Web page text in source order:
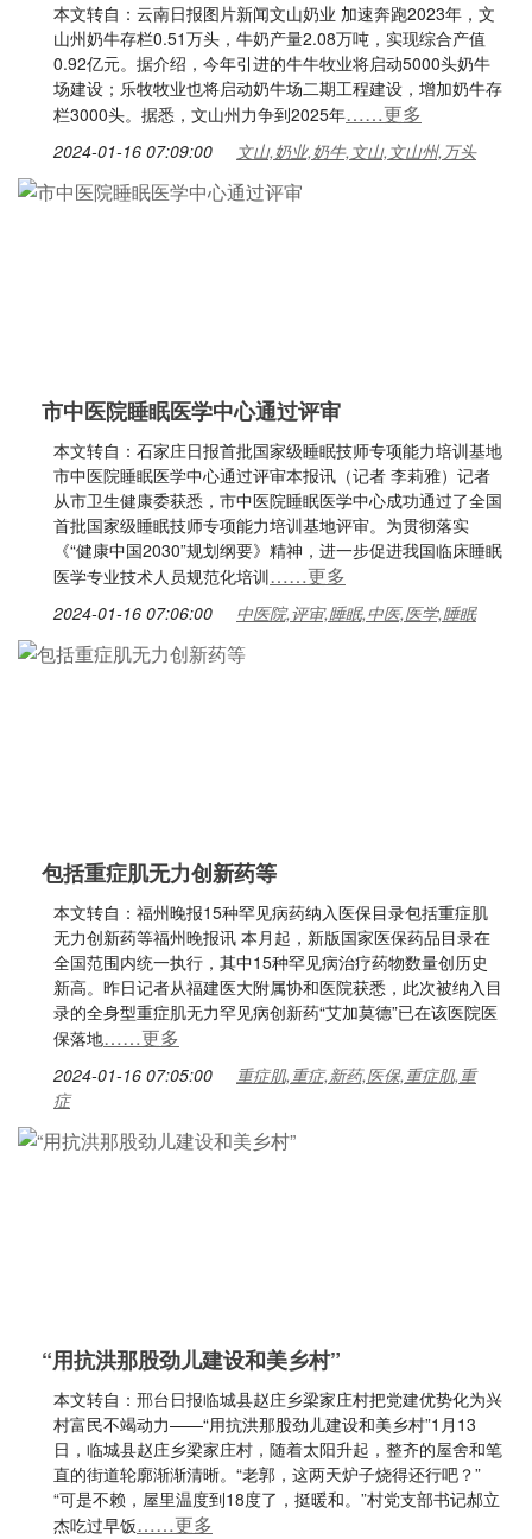
本文转自：云南日报图片新闻文山奶业 加速奔跑2023年，文
山州奶牛存栏0.51万头，牛奶产量2.08万吨，实现综合产值
0.92亿元。据介绍，今年引进的牛牛牧业将启动5000头奶牛
场建设；乐牧牧业也将启动奶牛场二期工程建设，增加奶牛存
栏3000头。据悉，文山州力争到2025年……更多
2024-01-16 07:09:00 文山,奶业,奶牛,文山,文山州,万头
市中医院睡眠医学中心通过评审
本文转自：石家庄日报首批国家级睡眠技师专项能力培训基地
市中医院睡眠医学中心通过评审本报讯（记者 李莉雅）记者
从市卫生健康委获悉，市中医院睡眠医学中心成功通过了全国
首批国家级睡眠技师专项能力培训基地评审。为贯彻落实
《“健康中国2030”规划纲要》精神，进一步促进我国临床睡眠
医学专业技术人员规范化培训……更多
2024-01-16 07:06:00 中医院,评审,睡眠,中医,医学,睡眠
包括重症肌无力创新药等
本文转自：福州晚报15种罕见病药纳入医保目录包括重症肌
无力创新药等福州晚报讯 本月起，新版国家医保药品目录在
全国范围内统一执行，其中15种罕见病治疗药物数量创历史
新高。昨日记者从福建医大附属协和医院获悉，此次被纳入目
录的全身型重症肌无力罕见病创新药“艾加莫德”已在该医院医
保落地……更多
2024-01-16 07:05:00
重症肌,重症,新药,医保,重症肌,重
症
“用抗洪那股劲儿建设和美乡村”
本文转自：邢台日报临城县赵庄乡梁家庄村把党建优势化为兴
村富民不竭动力——“用抗洪那股劲儿建设和美乡村”1月13
日，临城县赵庄乡梁家庄村，随着太阳升起，整齐的屋舍和笔
直的街道轮廓渐渐清晰。“老郭，这两天炉子烧得还行吧？”
“可是不赖，屋里温度到18度了，挺暖和。”村党支部书记郝立
杰吃过早饭……更多